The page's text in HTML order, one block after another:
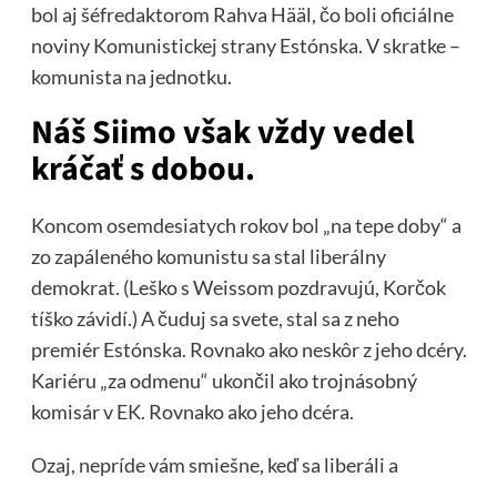
bol aj šéfredaktorom Rahva Hääl, čo boli oficiálne
noviny Komunistickej strany Estónska. V skratke –
komunista na jednotku.
Náš Siimo však vždy vedel
kráčať s dobou.
Koncom osemdesiatych rokov bol „na tepe doby“ a
zo zapáleného komunistu sa stal liberálny
demokrat. (Leško s Weissom pozdravujú, Korčok
tíško závidí.) A čuduj sa svete, stal sa z neho
premiér Estónska. Rovnako ako neskôr z jeho dcéry.
Kariéru „za odmenu“ ukončil ako trojnásobný
komisár v EK. Rovnako ako jeho dcéra.
Ozaj, nepríde vám smiešne, keď sa liberáli a